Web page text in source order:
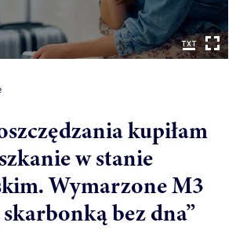
kupiłam
w stanie
Wymarzone M3
skarbonką bez dna”